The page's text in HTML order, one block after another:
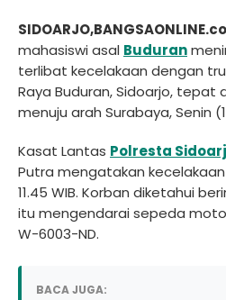
mahasiswi asal Buduran
terlibat kecelakaan dengan
Raya Buduran, Sidoarjo, tepat
menuju arah Surabaya, Senin
Kasat Lantas Polresta
Putra mengatakan
11.45 WIB. Korban diketahui
itu mengendarai sepeda
W-6003-ND.
BACA JUGA: